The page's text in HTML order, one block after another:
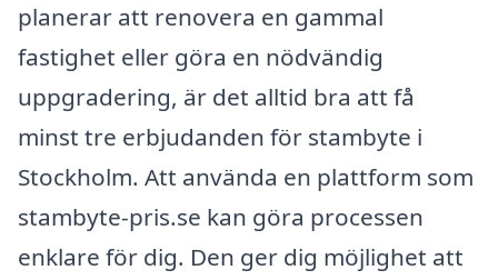
planerar att renovera en gammal
fastighet eller göra en nödvändig
uppgradering, är det alltid bra att få
minst tre erbjudanden för stambyte i
Stockholm. Att använda en plattform som
stambyte-pris.se kan göra processen
enklare för dig. Den ger dig möjlighet att